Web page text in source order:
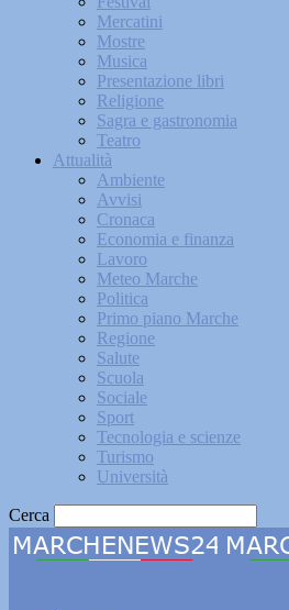
Mercatini
Mostre
Musica
Presentazione libri
Religione
Sagra e gastronomia
Teatro
Attualità
Ambiente
Avvisi
Cronaca
Economia e finanza
Lavoro
Meteo Marche
Politica
Primo piano Marche
Regione
Salute
Scuola
Sociale
Sport
Tecnologia e scienze
Turismo
Università
Cerca